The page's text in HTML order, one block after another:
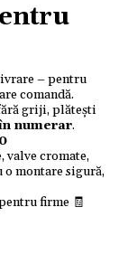
– pentru
comandă.
griji, plătești
numerar.
valve cromate,
montare sigură,
firme 🧾